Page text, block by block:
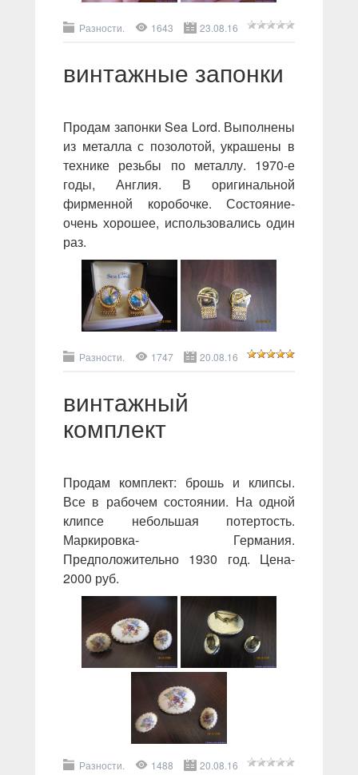
Разности. 1643 23.08.16
винтажные запонки
Продам запонки Sea Lord. Выполнены
из металла с позолотой, украшены в
технике резьбы по металлу. 1970-е
годы, Англия. В оригинальной
фирменной коробочке. Состояние-
очень хорошее, использовались один
раз.
Разности. 1747 20.08.16
винтажный
комплект
Продам комплект: брошь и клипсы.
Все в рабочем состоянии. На одной
клипсе небольшая потертость.
Маркировка- Германия.
Предположительно 1930 год. Цена-
2000 руб.
Разности. 1488 20.08.16